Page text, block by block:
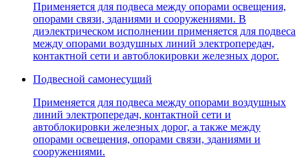
Применяется для подвеса между опорами освещения,
опорами связи, зданиями и сооружениями. В
диэлектрическом исполнении применяется для подвеса
между опорами воздушных линий электропередач,
контактной сети и автоблокировки железных дорог.
Подвесной самонесущий
Применяется для подвеса между опорами воздушных
линий электропередач, контактной сети и
автоблокировки железных дорог, а также между
опорами освещения, опорами связи, зданиями и
сооружениями.